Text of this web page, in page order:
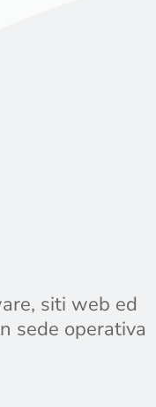
siti web ed
sede operativa